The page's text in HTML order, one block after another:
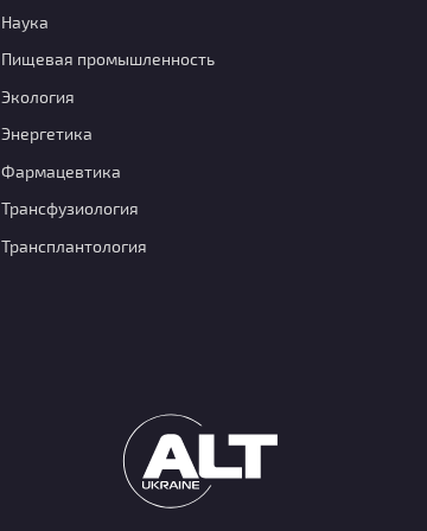
Наука
Пищевая промышленность
Экология
Энергетика
Фармацевтика
Транcфузиология
Трансплантология